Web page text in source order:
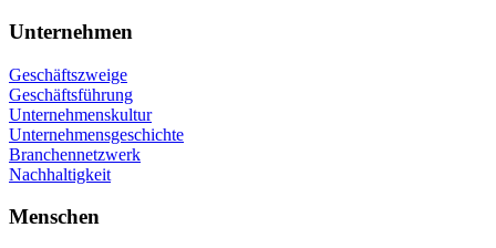
Unternehmen
Geschäftszweige
Geschäftsführung
Unternehmenskultur
Unternehmensgeschichte
Branchennetzwerk
Nachhaltigkeit
Menschen